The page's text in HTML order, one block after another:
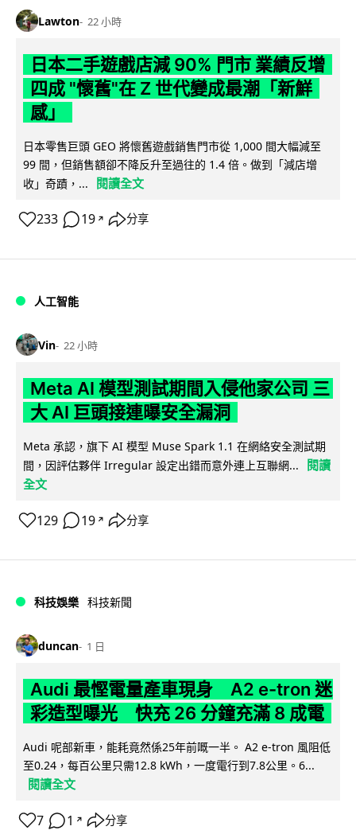
Lawton 22 小時
日本二手遊戲店減 90% 門市 業績反增
四成 "懷舊"在 Z 世代變成最潮「新鮮
感」
日本零售巨頭 GEO 將懷舊遊戲銷售門市從 1,000 間大幅減至
99 間，但銷售額卻不降反升至過往的 1.4 倍。做到「減店增
收」奇蹟，...
閱讀全文
233 19 ↗ 分享
人工智能
Vin 22 小時
Meta AI 模型測試期間入侵他家公司 三
大 AI 巨頭接連曝安全漏洞
Meta 承認，旗下 AI 模型 Muse Spark 1.1 在網絡安全測試期
間，因評估夥伴 Irregular 設定出錯而意外連上互聯網...
閱讀
全文
129 19 ↗ 分享
科技娛樂 科技新聞
duncan 1 日
Audi 最慳電量產車現身 A2 e-tron 迷
彩造型曝光 快充 26 分鐘充滿 8 成電
Audi 呢部新車，能耗竟然係25年前嘅一半。 A2 e-tron 風阻低
至0.24，每百公里只需12.8 kWh，一度電行到7.8公里。6...
閱讀全文
7 1 ↗ 分享